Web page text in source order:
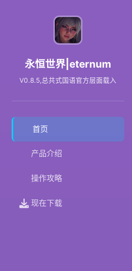
永恒世界|eternum
V0.8.5,总共式国语官方层面载入
首页
产品介绍
操作攻略
现在下载